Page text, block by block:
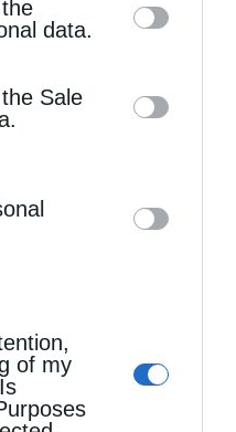
on the IAB’s list
This
disclosed by us to
List of
data.
Sale
of my
εξοπλισμού για
σε όλα τα περίπτερα